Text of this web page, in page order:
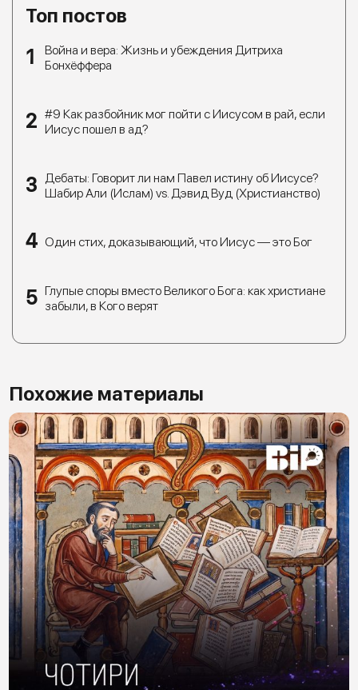
Топ постов
Война и вера: Жизнь и убеждения Дитриха
Бонхёффера
#9 Как разбойник мог пойти с Иисусом в рай, если
Иисус пошел в ад?
Дебаты: Говорит ли нам Павел истину об Иисусе?
Шабир Али (Ислам) vs. Дэвид Вуд (Христианство)
Один стих, доказывающий, что Иисус — это Бог
Глупые споры вместо Великого Бога: как христиане
забыли, в Кого верят
Похожие материалы